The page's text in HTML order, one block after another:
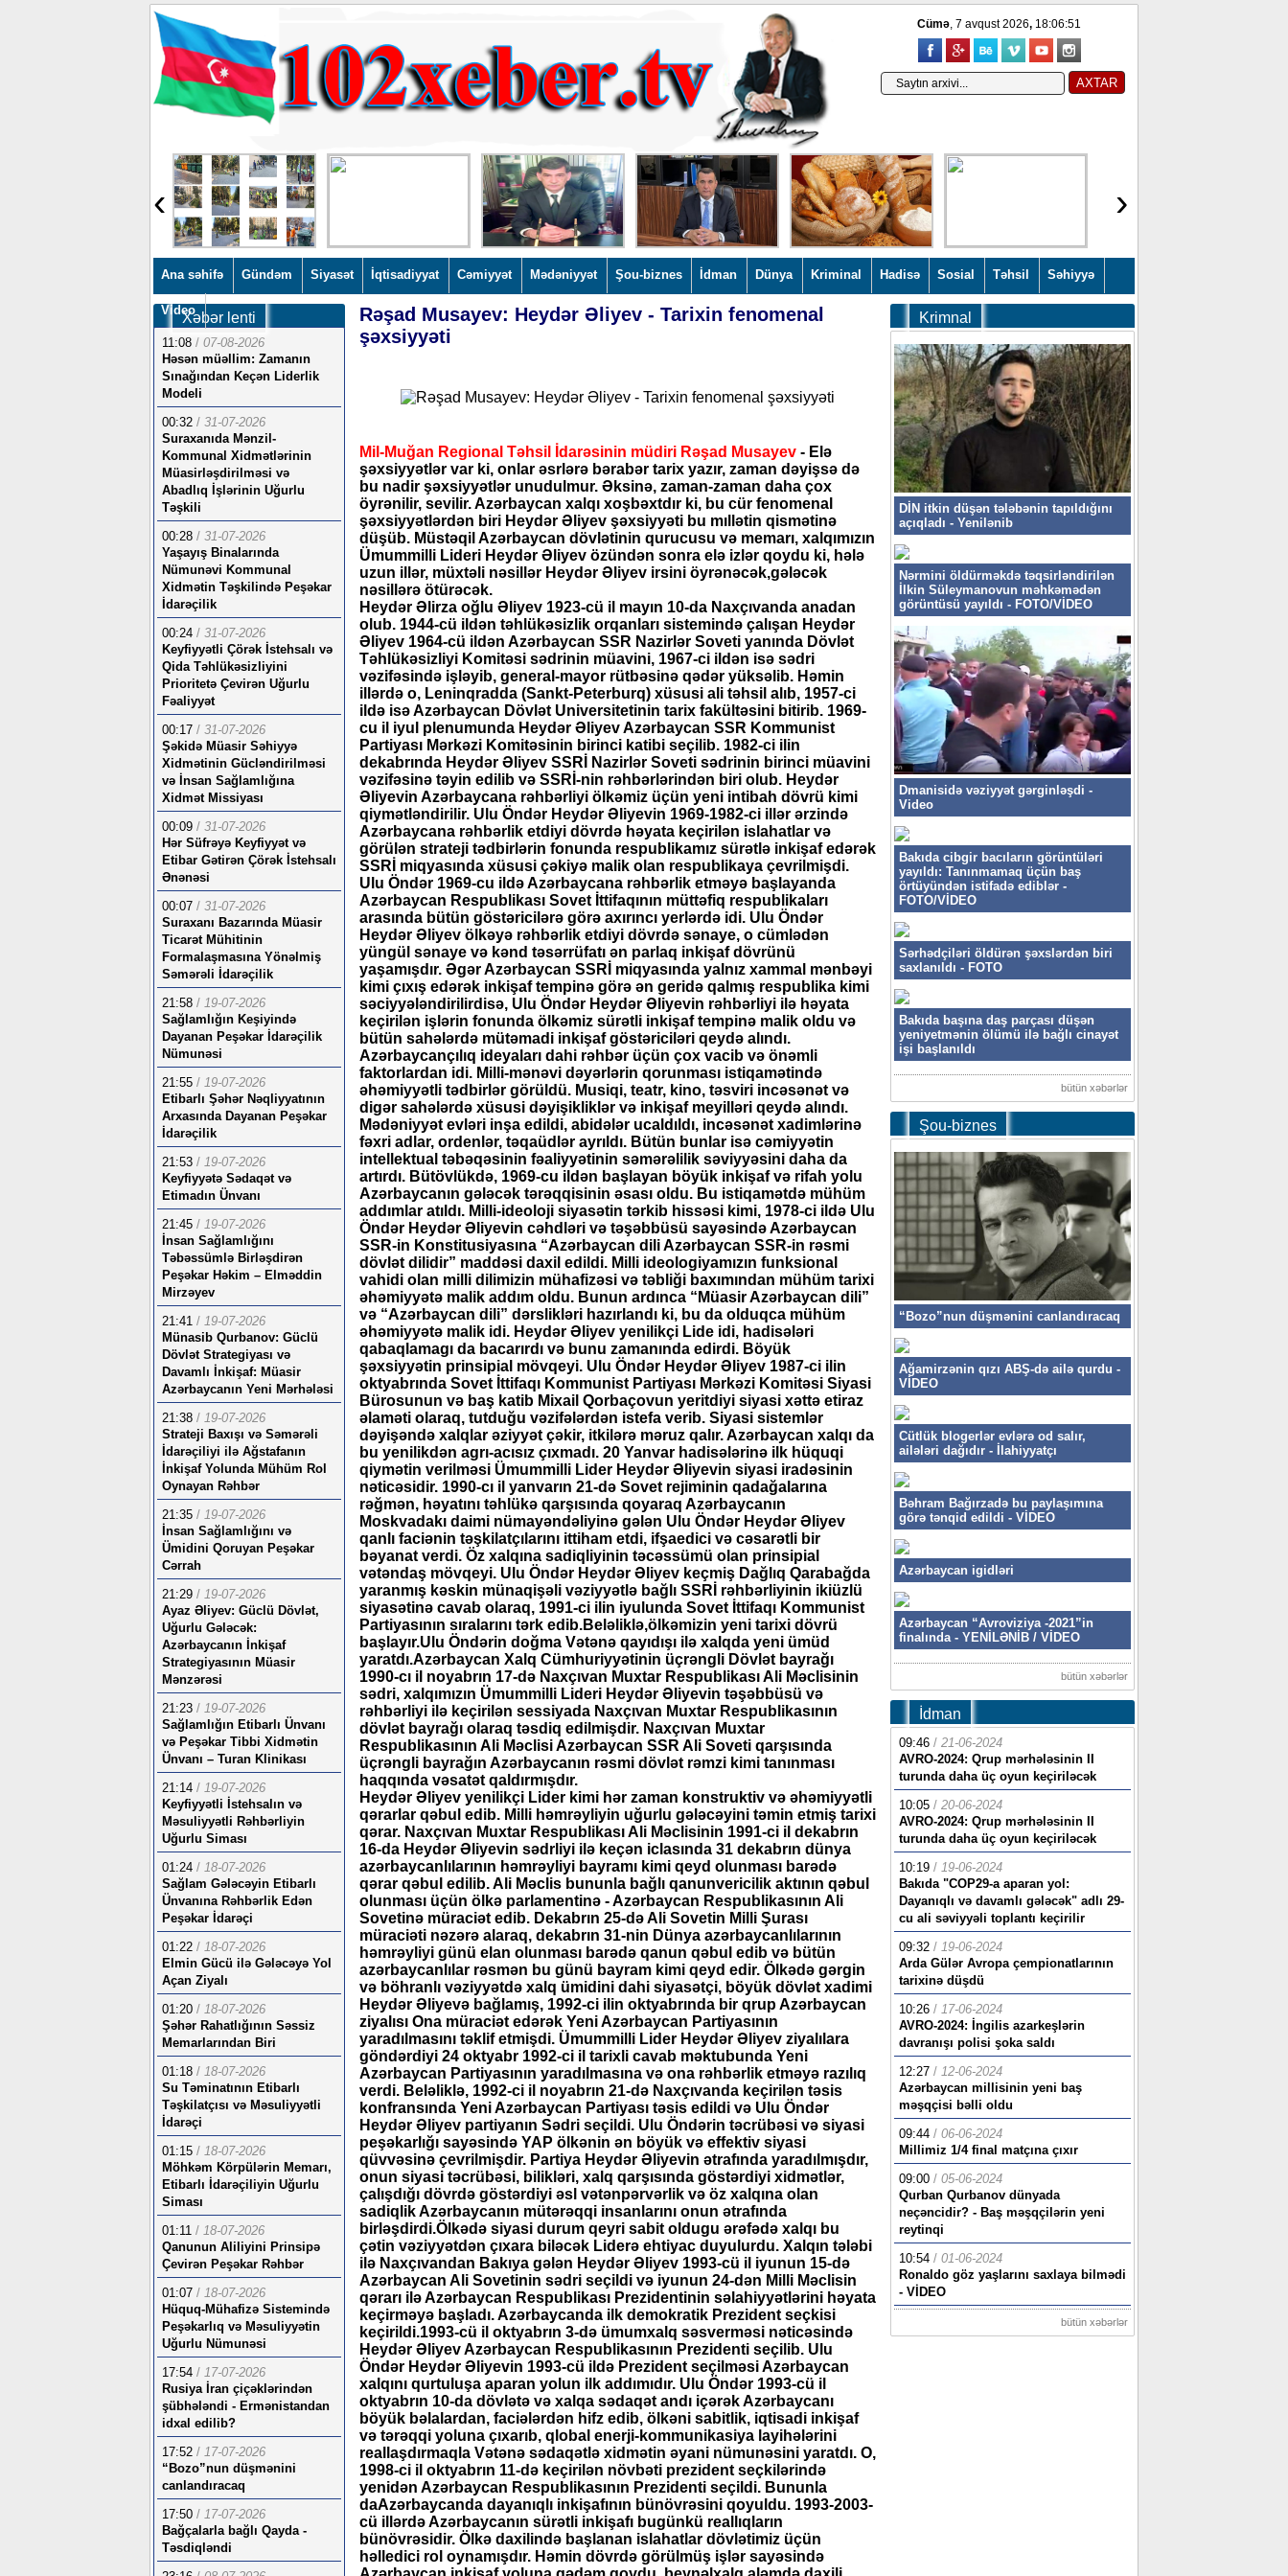
Cümə, 7 avqust 2026, 18:06:52
‹ ›
Ana səhifə Gündəm Siyasət İqtisadiyyat Cəmiyyət Mədəniyyət Şou-biznes İdman Dünya Kriminal Hadisə Sosial Təhsil Səhiyyə
VideoXəbər lenti
11:08 / 07-08-2026
Həsən müəllim: Zamanın
Sınağından Keçən Liderlik
Modeli
00:32 / 31-07-2026
Suraxanıda Mənzil-
Kommunal Xidmətlərinin
Müasirləşdirilməsi və
Abadlıq İşlərinin Uğurlu
Təşkili
00:28 / 31-07-2026
Yaşayış Binalarında
Nümunəvi Kommunal
Xidmətin Təşkilində Peşəkar
İdarəçilik
00:24 / 31-07-2026
Keyfiyyətli Çörək İstehsalı və
Qida Təhlükəsizliyini
Prioritetə Çevirən Uğurlu
Fəaliyyət
00:17 / 31-07-2026
Şəkidə Müasir Səhiyyə
Xidmətinin Gücləndirilməsi
və İnsan Sağlamlığına
Xidmət Missiyası
00:09 / 31-07-2026
Hər Süfrəyə Keyfiyyət və
Etibar Gətirən Çörək İstehsalı
Ənənəsi
00:07 / 31-07-2026
Suraxanı Bazarında Müasir
Ticarət Mühitinin
Formalaşmasına Yönəlmiş
Səmərəli İdarəçilik
21:58 / 19-07-2026
Sağlamlığın Keşiyində
Dayanan Peşəkar İdarəçilik
Nümunəsi
21:55 / 19-07-2026
Etibarlı Şəhər Nəqliyyatının
Arxasında Dayanan Peşəkar
İdarəçilik
21:53 / 19-07-2026
Keyfiyyətə Sədaqət və
Etimadın Ünvanı
21:45 / 19-07-2026
İnsan Sağlamlığını
Təbəssümlə Birləşdirən
Peşəkar Həkim – Elməddin
Mirzəyev
21:41 / 19-07-2026
Münasib Qurbanov: Güclü
Dövlət Strategiyası və
Davamlı İnkişaf: Müasir
Azərbaycanın Yeni Mərhələsi
21:38 / 19-07-2026
Strateji Baxışı və Səmərəli
İdarəçiliyi ilə Ağstafanın
İnkişaf Yolunda Mühüm Rol
Oynayan Rəhbər
21:35 / 19-07-2026
İnsan Sağlamlığını və
Ümidini Qoruyan Peşəkar
Cərrah
21:29 / 19-07-2026
Ayaz Əliyev: Güclü Dövlət,
Uğurlu Gələcək:
Azərbaycanın İnkişaf
Strategiyasının Müasir
Mənzərəsi
21:23 / 19-07-2026
Sağlamlığın Etibarlı Ünvanı
və Peşəkar Tibbi Xidmətin
Ünvanı – Turan Klinikası
21:14 / 19-07-2026
Keyfiyyətli İstehsalın və
Məsuliyyətli Rəhbərliyin
Uğurlu Siması
01:24 / 18-07-2026
Sağlam Gələcəyin Etibarlı
Ünvanına Rəhbərlik Edən
Peşəkar İdarəçi
01:22 / 18-07-2026
Elmin Gücü ilə Gələcəyə Yol
Açan Ziyalı
01:20 / 18-07-2026
Şəhər Rahatlığının Səssiz
Memarlarından Biri
01:18 / 18-07-2026
Su Təminatının Etibarlı
Təşkilatçısı və Məsuliyyətli
İdarəçi
01:15 / 18-07-2026
Möhkəm Körpülərin Memarı,
Etibarlı İdarəçiliyin Uğurlu
Siması
01:11 / 18-07-2026
Qanunun Aliliyini Prinsipə
Çevirən Peşəkar Rəhbər
01:07 / 18-07-2026
Hüquq-Mühafizə Sistemində
Peşəkarlıq və Məsuliyyətin
Uğurlu Nümunəsi
17:54 / 17-07-2026
Rusiya İran çiçəklərindən
şübhələndi - Ermənistandan
idxal edilib?
17:52 / 17-07-2026
“Bozo”nun düşmənini
canlandıracaq
17:50 / 17-07-2026
Bağçalarla bağlı Qayda -
Təsdiqləndi
Rəşad Musayev: Heydər Əliyev - Tarixin fenomenal
şəxsiyyəti
Mil-Muğan Regional Təhsil İdarəsinin müdiri Rəşad Musayev - Elə
şəxsiyyətlər var ki, onlar əsrlərə bərabər tarix yazır, zaman dəyişsə də
bu nadir şəxsiyyətlər unudulmur. Əksinə, zaman-zaman daha çox
öyrənilir, sevilir. Azərbaycan xalqı xoşbəxtdır ki, bu cür fenomenal
şəxsiyyətlərdən biri Heydər Əliyev şəxsiyyəti bu mıllətin qismətinə
düşüb. Müstəqil Azərbaycan dövlətinin qurucusu və memarı, xalqımızın
Ümummilli Lideri Heydər Əliyev özündən sonra elə izlər qoydu ki, hələ
uzun illər, müxtəli nəsillər Heydər Əliyev irsini öyrənəcək,gələcək
nəsillərə ötürəcək.
Heydər Əlirza oğlu Əliyev 1923-cü il mayın 10-da Naxçıvanda anadan
olub. 1944-cü ildən təhlükəsizlik orqanları sistemində çalışan Heydər
Əliyev 1964-cü ildən Azərbaycan SSR Nazirlər Soveti yanında Dövlət
Təhlükəsizliyi Komitəsi sədrinin müavini, 1967-ci ildən isə sədri
vəzifəsində işləyib, general-mayor rütbəsinə qədər yüksəlib. Həmin
illərdə o, Leninqradda (Sankt-Peterburq) xüsusi ali təhsil alıb, 1957-ci
ildə isə Azərbaycan Dövlət Universitetinin tarix fakültəsini bitirib. 1969-
cu il iyul plenumunda Heydər Əliyev Azərbaycan SSR Kommunist
Partiyası Mərkəzi Komitəsinin birinci katibi seçilib. 1982-ci ilin
dekabrında Heydər Əliyev SSRİ Nazirlər Soveti sədrinin birinci müavini
vəzifəsinə təyin edilib və SSRİ-nin rəhbərlərindən biri olub. Heydər
Əliyevin Azərbaycana rəhbərliyi ölkəmiz üçün yeni intibah dövrü kimi
qiymətləndirilir. Ulu Öndər Heydər Əliyevin 1969-1982-ci illər ərzində
Azərbaycana rəhbərlik etdiyi dövrdə həyata keçirilən islahatlar və
görülən strateji tədbirlərin fonunda respublikamız sürətlə inkişaf edərək
SSRİ miqyasında xüsusi çəkiyə malik olan respublikaya çevrilmişdi.
Ulu Öndər 1969-cu ildə Azərbaycana rəhbərlik etməyə başlayanda
Azərbaycan Respublikası Sovet İttifaqının müttəfiq respublikaları
arasında bütün göstəricilərə görə axırıncı yerlərdə idi. Ulu Öndər
Heydər Əliyev ölkəyə rəhbərlik etdiyi dövrdə sənaye, o cümlədən
yüngül sənaye və kənd təsərrüfatı ən parlaq inkişaf dövrünü
yaşamışdır. Əgər Azərbaycan SSRİ miqyasında yalnız xammal mənbəyi
kimi çıxış edərək inkişaf tempinə görə ən geridə qalmış respublika kimi
səciyyələndirilirdisə, Ulu Öndər Heydər Əliyevin rəhbərliyi ilə həyata
keçirilən işlərin fonunda ölkəmiz sürətli inkişaf tempinə malik oldu və
bütün sahələrdə mütəmadi inkişaf göstəriciləri qeydə alındı.
Azərbaycançılıq ideyaları dahi rəhbər üçün çox vacib və önəmli
faktorlardan idi. Milli-mənəvi dəyərlərin qorunması istiqamətində
əhəmiyyətli tədbirlər görüldü. Musiqi, teatr, kino, təsviri incəsənət və
digər sahələrdə xüsusi dəyişikliklər və inkişaf meyilləri qeydə alındı.
Mədəniyyət evləri inşa edildi, abidələr ucaldıldı, incəsənət xadimlərinə
fəxri adlar, ordenlər, təqaüdlər ayrıldı. Bütün bunlar isə cəmiyyətin
intellektual təbəqəsinin fəaliyyətinin səmərəlilik səviyyəsini daha da
artırdı. Bütövlükdə, 1969-cu ildən başlayan böyük inkişaf və rifah yolu
Azərbaycanın gələcək tərəqqisinin əsası oldu. Bu istiqamətdə mühüm
addımlar atıldı. Milli-ideoloji siyasətin tərkib hissəsi kimi, 1978-ci ildə Ulu
Öndər Heydər Əliyevin cəhdləri və təşəbbüsü sayəsində Azərbaycan
SSR-in Konstitusiyasına “Azərbaycan dili Azərbaycan SSR-in rəsmi
dövlət dilidir” maddəsi daxil edildi. Milli ideologiyamızın funksional
vahidi olan milli dilimizin mühafizəsi və təbliği baxımından mühüm tarixi
əhəmiyyətə malik addım oldu. Bunun ardınca “Müasir Azərbaycan dili”
və “Azərbaycan dili” dərslikləri hazırlandı ki, bu da olduqca mühüm
əhəmiyyətə malik idi. Heydər Əliyev yenilikçi Lide idi, hadisələri
qabaqlamagı da bacarırdı və bunu zamanında edirdi. Böyük
şəxsiyyətin prinsipial mövqeyi. Ulu Öndər Heydər Əliyev 1987-ci ilin
oktyabrında Sovet İttifaqı Kommunist Partiyası Mərkəzi Komitəsi Siyasi
Bürosunun və baş katib Mixail Qorbaçovun yeritdiyi siyasi xəttə etiraz
əlaməti olaraq, tutduğu vəzifələrdən istefa verib. Siyasi sistemlər
dəyişəndə xalqlar əziyyət çəkir, itkilərə məruz qalır. Azərbaycan xalqı da
bu yenilikdən agrı-acısız çıxmadı. 20 Yanvar hadisələrinə ilk hüquqi
qiymətin verilməsi Ümummilli Lider Heydər Əliyevin siyasi iradəsinin
nəticəsidir. 1990-cı il yanvarın 21-də Sovet rejiminin qadağalarına
rəğmən, həyatını təhlükə qarşısında qoyaraq Azərbaycanın
Moskvadakı daimi nümayəndəliyinə gələn Ulu Öndər Heydər Əliyev
qanlı faciənin təşkilatçılarını ittiham etdi, ifşaedici və cəsarətli bir
bəyanat verdi. Öz xalqına sadiqliyinin təcəssümü olan prinsipial
vətəndaş mövqeyi. Ulu Öndər Heydər Əliyev keçmiş Dağlıq Qarabağda
yaranmış kəskin münaqişəli vəziyyətlə bağlı SSRİ rəhbərliyinin ikiüzlü
siyasətinə cavab olaraq, 1991-ci ilin iyulunda Sovet İttifaqı Kommunist
Partiyasının sıralarını tərk edib.Beləliklə,ölkəmizin yeni tarixi dövrü
başlayır.Ulu Öndərin doğma Vətənə qayıdışı ilə xalqda yeni ümüd
yaratdı.Azərbaycan Xalq Cümhuriyyətinin üçrəngli Dövlət bayrağı
1990-cı il noyabrın 17-də Naxçıvan Muxtar Respublikası Ali Məclisinin
sədri, xalqımızın Ümummilli Lideri Heydər Əliyevin təşəbbüsü və
rəhbərliyi ilə keçirilən sessiyada Naxçıvan Muxtar Respublikasının
dövlət bayrağı olaraq təsdiq edilmişdir. Naxçıvan Muxtar
Respublikasının Ali Məclisi Azərbaycan SSR Ali Soveti qarşısında
üçrəngli bayrağın Azərbaycanın rəsmi dövlət rəmzi kimi tanınması
haqqında vəsatət qaldırmışdır.
Heydər Əliyev yenilikçi Lider kimi hər zaman konstruktiv və əhəmiyyətli
qərarlar qəbul edib. Milli həmrəyliyin uğurlu gələcəyini təmin etmiş tarixi
qərar. Naxçıvan Muxtar Respublikası Ali Məclisinin 1991-ci il dekabrın
16-da Heydər Əliyevin sədrliyi ilə keçən iclasında 31 dekabrın dünya
azərbaycanlılarının həmrəyliyi bayramı kimi qeyd olunması barədə
qərar qəbul edilib. Ali Məclis bununla bağlı qanunvericilik aktının qəbul
olunması üçün ölkə parlamentinə - Azərbaycan Respublikasının Ali
Sovetinə müraciət edib. Dekabrın 25-də Ali Sovetin Milli Şurası
müraciəti nəzərə alaraq, dekabrın 31-nin Dünya azərbaycanlılarının
həmrəyliyi günü elan olunması barədə qanun qəbul edib və bütün
azərbaycanlılar rəsmən bu günü bayram kimi qeyd edir. Ölkədə gərgin
və böhranlı vəziyyətdə xalq ümidini dahi siyasətçi, böyük dövlət xadimi
Heydər Əliyevə bağlamış, 1992-ci ilin oktyabrında bir qrup Azərbaycan
ziyalısı Ona müraciət edərək Yeni Azərbaycan Partiyasının
yaradılmasını təklif etmişdi. Ümummilli Lider Heydər Əliyev ziyalılara
göndərdiyi 24 oktyabr 1992-ci il tarixli cavab məktubunda Yeni
Azərbaycan Partiyasının yaradılmasına və ona rəhbərlik etməyə razılıq
verdi. Beləliklə, 1992-ci il noyabrın 21-də Naxçıvanda keçirilən təsis
konfransında Yeni Azərbaycan Partiyası təsis edildi və Ulu Öndər
Heydər Əliyev partiyanın Sədri seçildi. Ulu Öndərin təcrübəsi və siyasi
peşəkarlığı sayəsində YAP ölkənin ən böyük və effektiv siyasi
qüvvəsinə çevrilmişdir. Partiya Heydər Əliyevin ətrafında yaradılmışdır,
onun siyasi təcrübəsi, bilikləri, xalq qarşısında göstərdiyi xidmətlər,
çalışdığı dövrdə göstərdiyi əsl vətənpərvərlik və öz xalqına olan
sadiqlik Azərbaycanın mütərəqqi insanlarını onun ətrafında
birləşdirdi.Ölkədə siyasi durum qeyri sabit oldugu ərəfədə xalqı bu
çətin vəziyyətdən çıxara biləcək Liderə ehtiyac duyulurdu. Xalqın tələbi
ilə Naxçıvandan Bakıya gələn Heydər Əliyev 1993-cü il iyunun 15-də
Azərbaycan Ali Sovetinin sədri seçildi və iyunun 24-dən Milli Məclisin
qərarı ilə Azərbaycan Respublikası Prezidentinin səlahiyyətlərini həyata
keçirməyə başladı. Azərbaycanda ilk demokratik Prezident seçkisi
keçirildi.1993-cü il oktyabrın 3-də ümumxalq səsverməsi nəticəsində
Heydər Əliyev Azərbaycan Respublikasının Prezidenti seçilib. Ulu
Öndər Heydər Əliyevin 1993-cü ildə Prezident seçilməsi Azərbaycan
xalqını qurtuluşa aparan yolun ilk addımıdır. Ulu Öndər 1993-cü il
oktyabrın 10-da dövlətə və xalqa sədaqət andı içərək Azərbaycanı
böyük bəlalardan, faciələrdən hifz edib, ölkəni sabitlik, iqtisadi inkişaf
və tərəqqi yoluna çıxarıb, qlobal enerji-kommunikasiya layihələrini
reallaşdırmaqla Vətənə sədaqətlə xidmətin əyani nümunəsini yaratdı. O,
1998-ci il oktyabrın 11-də keçirilən növbəti prezident seçkilərində
yenidən Azərbaycan Respublikasının Prezidenti seçildi. Bununla
daAzərbaycanda dayanıqlı inkişafının bünövrəsini qoyuldu. 1993-2003-
cü illərdə Azərbaycanın sürətli inkişafı bugünkü reallıqların
bünövrəsidir. Ölkə daxilində başlanan islahatlar dövlətimiz üçün
həlledici rol oynamışdır. Həmin dövrdə görülmüş işlər sayəsində
Krimnal
DİN itkin düşən tələbənin tapıldığını
açıqladı - Yenilənib
Nərmini öldürməkdə təqsirləndirilən
İlkin Süleymanovun məhkəmədən
görüntüsü yayıldı - FOTO/VİDEO
Dmanisidə vəziyyət gərginləşdi -
Video
Bakıda cibgir bacıların görüntüləri
yayıldı: Tanınmamaq üçün baş
örtüyündən istifadə ediblər -
FOTO/VİDEO
Sərhədçiləri öldürən şəxslərdən biri
saxlanıldı - FOTO
Bakıda başına daş parçası düşən
yeniyetmənin ölümü ilə bağlı cinayət
işi başlanıldı
bütün xəbərlər
Şou-biznes
“Bozo”nun düşmənini canlandıracaq
Ağamirzənin qızı ABŞ-də ailə qurdu -
VİDEO
Cütlük blogerlər evlərə od salır,
ailələri dağıdır - İlahiyyatçı
Bəhram Bağırzadə bu paylaşımına
görə tənqid edildi - VİDEO
Azərbaycan igidləri
Azərbaycan “Avroviziya -2021”in
finalında - YENİLƏNİB / VİDEO
bütün xəbərlər
İdman
09:46 / 21-06-2024
AVRO-2024: Qrup mərhələsinin II
turunda daha üç oyun keçiriləcək
10:05 / 20-06-2024
AVRO-2024: Qrup mərhələsinin II
turunda daha üç oyun keçiriləcək
10:19 / 19-06-2024
Bakıda "COP29-a aparan yol:
Dayanıqlı və davamlı gələcək" adlı 29-
cu ali səviyyəli toplantı keçirilir
09:32 / 19-06-2024
Arda Gülər Avropa çempionatlarının
tarixinə düşdü
10:26 / 17-06-2024
AVRO-2024: İngilis azarkeşlərin
davranışı polisi şoka saldı
12:27 / 12-06-2024
Azərbaycan millisinin yeni baş
məşqçisi bəlli oldu
09:44 / 06-06-2024
Millimiz 1/4 final matçına çıxır
09:00 / 05-06-2024
Qurban Qurbanov dünyada
neçəncidir? - Baş məşqçilərin yeni
reytinqi
10:54 / 01-06-2024
Ronaldo göz yaşlarını saxlaya bilmədi
- VİDEO
bütün xəbərlər